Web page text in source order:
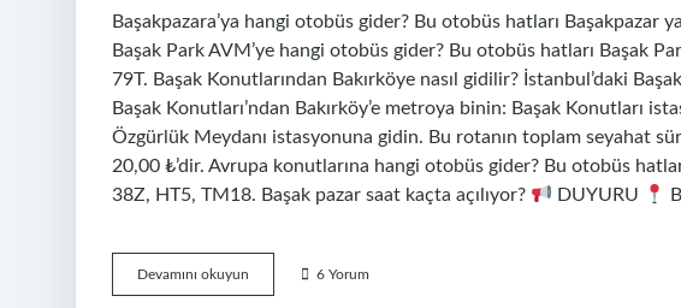
Başakpazara’ya hangi otobüs gider? Bu otobüs hatları Başakpazar
Başak Park AVM’ye hangi otobüs gider? Bu otobüs hatları Başak
79T. Başak Konutlarından Bakırköye nasıl gidilir? İstanbul’daki
Başak Konutları’ndan Bakırköy’e metroya binin: Başak Konutları
Özgürlük Meydanı istasyonuna gidin. Bu rotanın toplam seyahat
20,00 ₺’dir. Avrupa konutlarına hangi otobüs gider? Bu otobüs
38Z, HT5, TM18. Başak pazar saat kaçta açılıyor?
DUYURU
Devamını okuyun
Konutlarına
6 Yorum